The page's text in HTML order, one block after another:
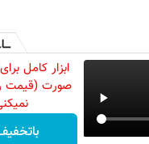
ابزار کامل
صورت (قیمت